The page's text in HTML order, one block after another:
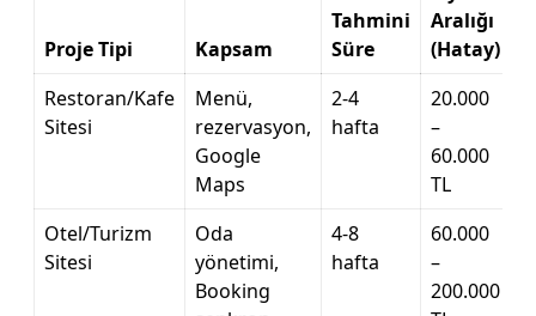
Proje Tipi Kapsam
Tahmini
Süre
Aralığı
(Hatay)
Restoran/Kafe
Sitesi
Menü,
rezervasyon,
Google
Maps
2-4
hafta
20.000
–
60.000
TL
Otel/Turizm
Sitesi
Oda
yönetimi,
Booking
4-8
hafta
60.000
–
200.000